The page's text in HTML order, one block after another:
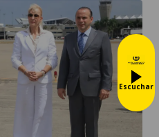
Escuchar